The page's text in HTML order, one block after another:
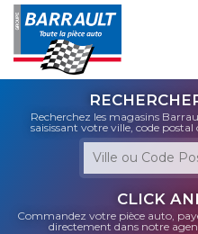
Recherchez les magasins
saisissant votre ville, code
CLICK
Commandez votre pièce auto,
directement dans notre